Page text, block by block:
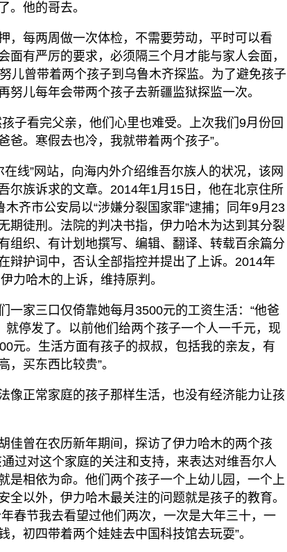
。他的哥去。
，每两周做一次体检，不需要劳动，平时可以看
面有严厉的要求，必须隔三个月才能与家人会面，
儿曾带着两个孩子到乌鲁木齐探监。为了避免孩子
努儿每年会带两个孩子去新疆监狱探监一次。
子看完父亲，他们心里也难受。上次我们9月份回
爸。寒假去也冷，我就带着两个孩子”。
线”网站，向海内外介绍维吾尔族人的状况，该网
尔族诉求的文章。2014年1月15日，他在北京住所
齐市公安局以“涉嫌分裂国家罪”逮捕；同年9月23
期徒刑。法院的判决书指，伊力哈木为达到其分裂
组织、有计划地撰写、编辑、翻译、转载百余篇分
辩护词中，否认全部指控并提出了上诉。2014年
力哈木的上诉，维持原判。
一家三口仅倚靠她每月3500元的工资生活：“他爸
停发了。以前他们给两个孩子一个人一千元，现
元。生活方面有孩子的叔叔，包括我的亲友，有
，买东西比较贵”。
像正常家庭的孩子那样生活，也没有经济能力让孩
佳曾在农历新年期间，探访了伊力哈木的两个孩
过对这个家庭的关注和支持，来表达对维吾尔人
是相依为命。他们两个孩子一个上幼儿园，一个上
全以外，伊力哈木最关注的问题就是孩子的教育。
春节我去看望过他们两次，一次是大年三十，一
，初四带着两个娃娃去中国科技馆去玩耍”。